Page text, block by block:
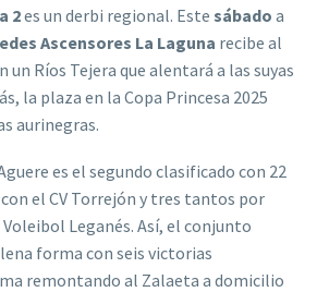
2es un derbi regional. Este sábado a
Ascensores La Laguna recibe al
un Ríos Tejera que alentará a las suyas
la plaza en la Copa Princesa 2025
aurinegras.
es el segundo clasificado con 22
el CV Torrejón y tres tantos por
Leganés. Así, el conjunto
forma con seis victorias
remontando al Zalaeta a domicilio